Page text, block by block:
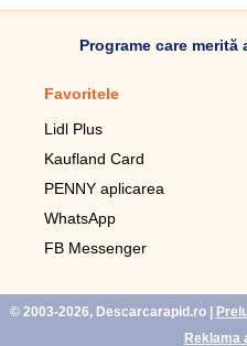
Programe care
Favoritele
Lidl Plus
Kaufland Card
PENNY aplicarea
WhatsApp
FB Messenger
© 2003-2026, Descarcarapid.ro|
Reklama